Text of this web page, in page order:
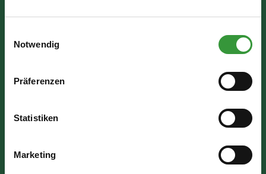
Notwendig
Präferenzen
Statistiken
Marketing
Rathausplatz 1
86150 Augsburg
Wir sind für Sie da:
Fr: 07:30 - 12:00 Uhr